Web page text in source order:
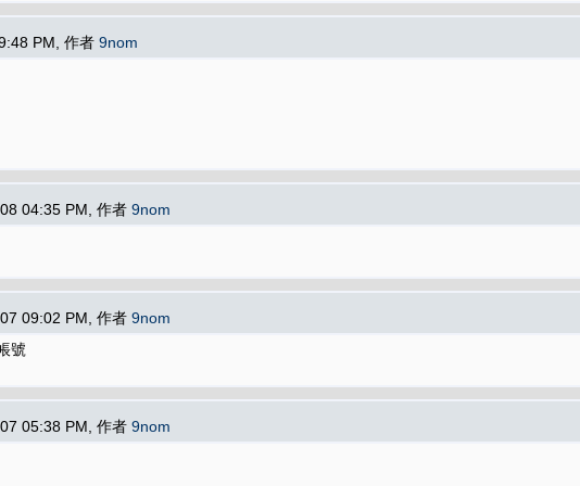
PM, 作者 9nom
04:35 PM, 作者 9nom
09:02 PM, 作者 9nom
號
05:38 PM, 作者 9nom